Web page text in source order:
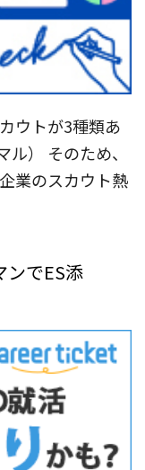
ウトが3種類あ
） そのため、
業のスカウト熱
ンでES添